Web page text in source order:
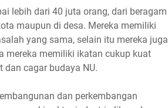
lebih dari 40 juta orang, dari beragam
maupun di desa. Mereka memiliki
yang sama, selain itu mereka juga
mereka memiliki ikatan cukup kuat
cagar budaya NU.
dan perkembangan